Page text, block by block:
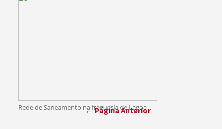
Rede de Saneamento na freguesia de Lagoa
Paginação
← Página Anterior